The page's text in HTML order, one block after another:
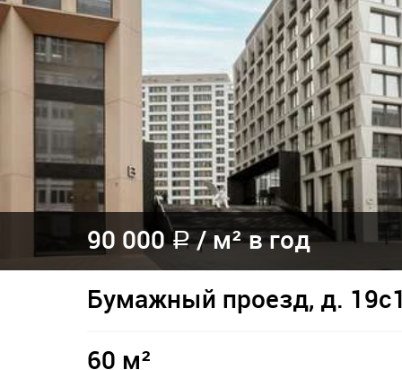
90 000a /м² в год
Бумажный проезд, д.
60 м²